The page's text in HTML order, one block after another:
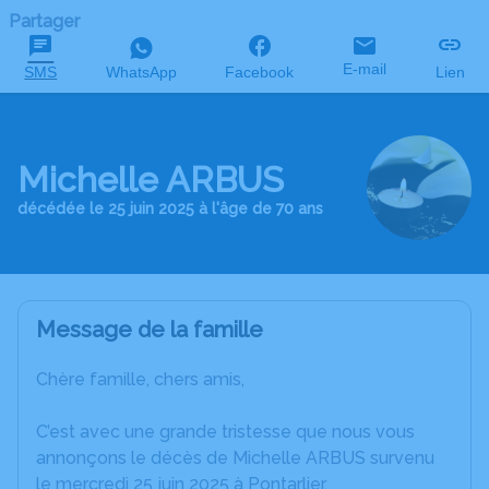
Partager
SMS WhatsApp Facebook E-mail Lien
Michelle ARBUS
décédée le 25 juin 2025 à l'âge de 70 ans
Message de la famille
Chère famille, chers amis,
C’est avec une grande tristesse que nous vous
annonçons le décès de Michelle ARBUS survenu
le mercredi 25 juin 2025 à Pontarlier.